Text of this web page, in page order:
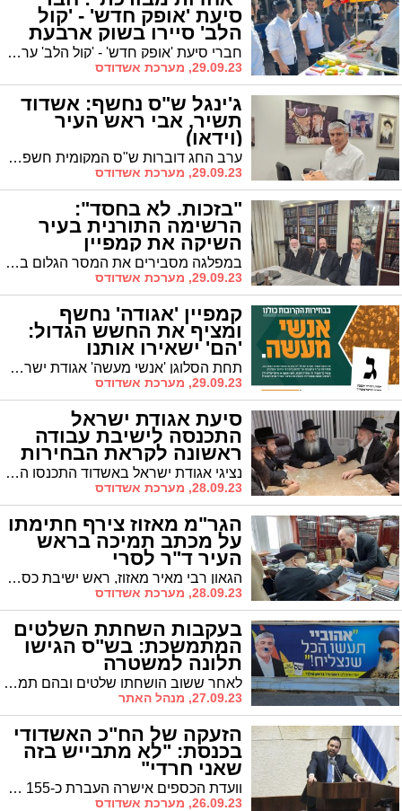
סיעת 'אופק חדש' - 'קול
הלב' סיירו בשוק ארבעת
המינים (וידאו) חברי סיעת 'אופק חדש' - 'קול הלב' ערכו סיור בשוק ארבעת המינים, שוחחו עם תושבים שגדשו את השוק בערב החג וקצרו ברכות
29.09.23, מערכת אשדודס
ג'ינגל ש"ס נחשף: אשדוד
תשיר, אבי ראש העיר
(וידאו)
ערב החג דוברות ש"ס המקומית חשפה את ג'ינגל הבחירות של מועמד ש"ס לראשות העיר אבי אמסלם
29.09.23, מערכת אשדודס
"בזכות. לא בחסד":
הרשימה התורנית בעיר
השיקה את קמפיין
הבחירות במפלגה מסבירים את המסר הגלום בסלוגן: "נועד להצביע על היעד המרענן והוא - היענות וייצוג של כלל הקהילות והחוגים מהמגזר החרדי בעיר, כפי שהדבר משתקף בהרכב הנציגים המייצגים פסיפס מגוון ומייצג"
29.09.23, מערכת אשדודס
קמפיין 'אגודה' נחשף
ומציף את החשש הגדול:
'הם' ישאירו אותנו
באופוזיציה" תחת הסלוגן 'אנשי מעשה' אגודת ישראל חשפה אמש את הקמפיין המתמקד בעשיה הציבורית של נציגיה * בלב הקמפיין: חשש מפני המפלגות החילוניות בעיר שיובילו להתכווצותה ולהשארתה של 'אגודה' באופוזיציה
29.09.23, מערכת אשדודס
סיעת אגודת ישראל
התכנסה לישיבת עבודה
ראשונה לקראת הבחירות
הקרובות נציגי אגודת ישראל באשדוד התכנסו היום בביתו של עזרא שור לישיבת התנעה בכדי להיערך לעבודה הנדרשת לקראת הבחירות הקרובות • "כינוס בחירות ראשון נערך כבר השבוע ומיד לאחר החג ייפתח המטה המרכזי", נמסר
28.09.23, מערכת אשדודס
הגר"מ מאזוז צירף חתימתו
על מכתב תמיכה בראש
העיר ד"ר לסרי
הגאון רבי מאיר מאזוז, ראש ישיבת כסא רחמים שלו תלמידים רבים המתגוררים באשדוד והולכים לאורו, חתם על מכתב תמיכה רשמי בראש העיר ד"ר יחיאל לסרי
28.09.23, מערכת אשדודס
בעקבות השחתת השלטים
המתמשכת: בש"ס הגישו
תלונה למשטרה
לאחר ששוב הושחתו שלטים ובהם תמונת הגר"ע יוסף זי"ע, הגישו בש"ס תלונה למשטרה. "לא נסכים עם העלמת העין"
27.09.23, מנהל האתר
הזעקה של הח"כ האשדודי
בכנסת: "לא מתבייש בזה
שאני חרדי"
וועדת הכספים אישרה העברת כ-155 מיליון שקל בין היתר לפעילויות המוסדות התורניים, תרבות חרדית, ארגוני הנוער ועוד
26.09.23, מערכת אשדודס